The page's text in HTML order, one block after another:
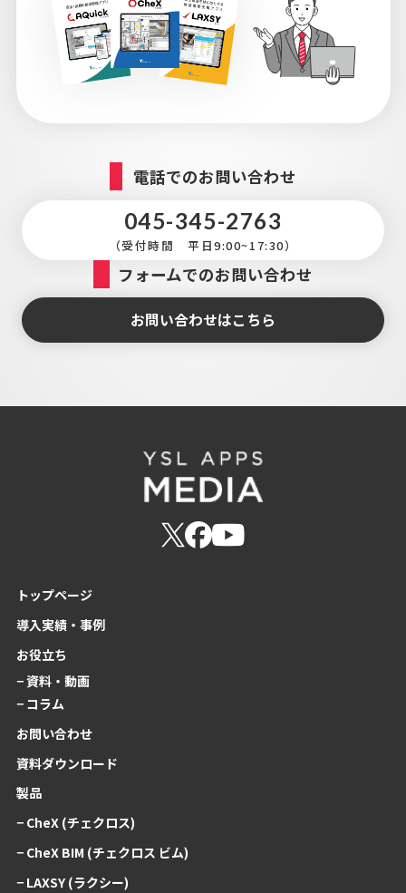
電話でのお問い合わせ
045-345-2763
（受付時間 平日9:00~17:30）
フォームでのお問い合わせ
お問い合わせはこちら
トップページ
導入実績・事例
お役立ち
− 資料・動画
− コラム
お問い合わせ
資料ダウンロード
製品
− CheX (チェクロス)
− CheX BIM (チェクロス ビム)
− LAXSY (ラクシー)